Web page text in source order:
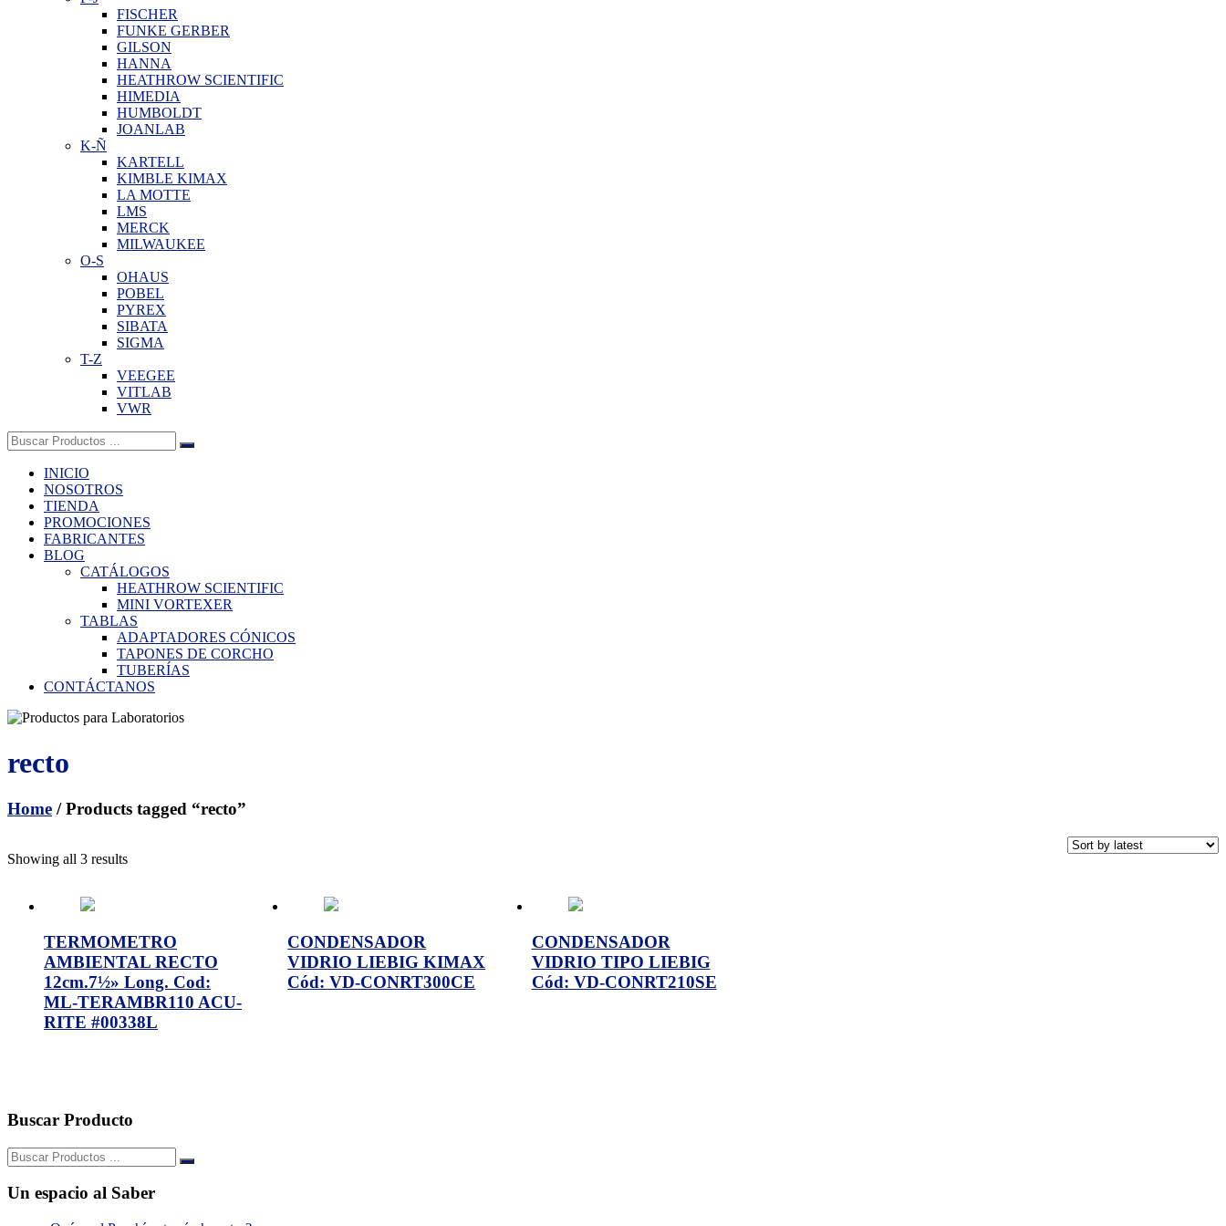
FISCHER
FUNKE GERBER
GILSON
HANNA
HEATHROW SCIENTIFIC
HIMEDIA
HUMBOLDT
JOANLAB
K-Ñ
KARTELL
KIMBLE KIMAX
LA MOTTE
LMS
MERCK
MILWAUKEE
O-S
OHAUS
POBEL
PYREX
SIBATA
SIGMA
T-Z
VEEGEE
VITLAB
VWR
Buscar:
INICIO
NOSOTROS
TIENDA
PROMOCIONES
FABRICANTES
BLOG
CATÁLOGOS
HEATHROW SCIENTIFIC
MINI VORTEXER
TABLAS
ADAPTADORES CÓNICOS
TAPONES DE CORCHO
TUBERÍAS
CONTÁCTANOS
recto
Home / Products tagged “recto”
Showing all 3 results
TERMOMETRO
AMBIENTAL RECTO
12cm.7½» Long. Cod:
ML-TERAMBR110 ACU-
RITE #00338L
CONDENSADOR
VIDRIO LIEBIG KIMAX
Cód: VD-CONRT300CE
CONDENSADOR
VIDRIO TIPO LIEBIG
Cód: VD-CONRT210SE
Buscar Producto
Buscar:
Un espacio al Saber